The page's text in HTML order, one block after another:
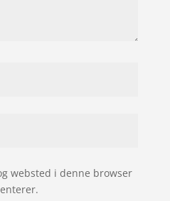
websted i denne browser